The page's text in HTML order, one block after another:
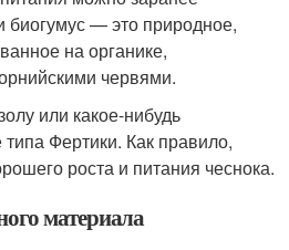
биогумус — это природное,
на органике,
червями.
или какое-нибудь
Фертики. Как правило,
роста и питания чеснока.
материала